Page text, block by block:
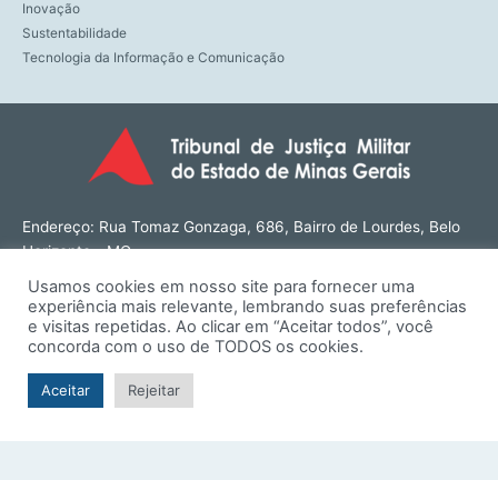
Inovação
Sustentabilidade
Tecnologia da Informação e Comunicação
Endereço: Rua Tomaz Gonzaga, 686, Bairro de Lourdes, Belo
Horizonte - MG
Tel: (31) 3274-1566
Contato: ouvidoria@tjmmg.jus.br
Funcionamento: Segunda a Sexta, das 8h às 18h
Usamos cookies em nosso site para fornecer uma
experiência mais relevante, lembrando suas preferências
e visitas repetidas. Ao clicar em “Aceitar todos”, você
concorda com o uso de TODOS os cookies.
Aceitar Rejeitar